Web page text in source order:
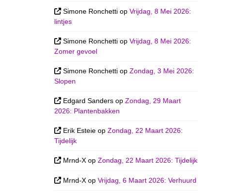
Simone Ronchetti opVrijdag, 8 Mei 2026:
lintjes
Simone Ronchetti opVrijdag, 8 Mei 2026:
Zomer gevoel
Simone Ronchetti opZondag, 3 Mei 2026:
Slopen
Edgard Sanders opZondag, 29 Maart
2026: Plantenbakken
Erik Esteie opZondag, 22 Maart 2026:
Tijdelijk
Mrnd-X opZondag, 22 Maart 2026: Tijdelijk
Mrnd-X opVrijdag, 6 Maart 2026: Verhuurd